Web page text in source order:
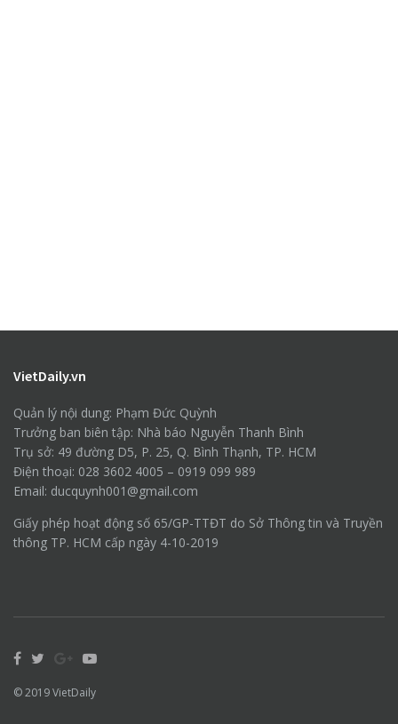
VietDaily.vn
Quản lý nội dung: Phạm Đức Quỳnh
Trưởng ban biên tập: Nhà báo Nguyễn Thanh Bình
Trụ sở: 49 đường D5, P. 25, Q. Bình Thạnh, TP. HCM
Điện thoại: 028 3602 4005 – 0919 099 989
Email: ducquynh001@gmail.com
Giấy phép hoạt động số 65/GP-TTĐT do Sở Thông tin và Truyền
thông TP. HCM cấp ngày 4-10-2019
© 2019VietDaily